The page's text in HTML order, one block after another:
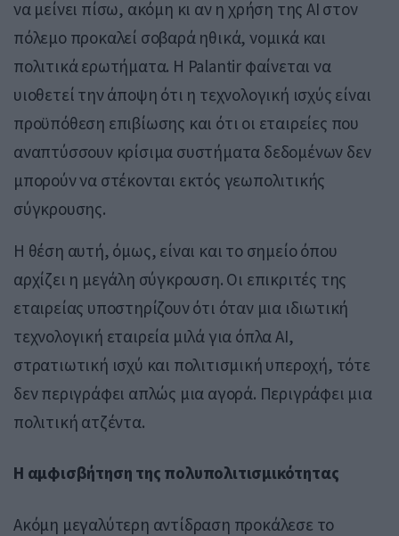
να μείνει πίσω, ακόμη κι αν η χρήση της AI στον
πόλεμο προκαλεί σοβαρά ηθικά, νομικά και
πολιτικά ερωτήματα. Η Palantir φαίνεται να
υιοθετεί την άποψη ότι η τεχνολογική ισχύς είναι
προϋπόθεση επιβίωσης και ότι οι εταιρείες που
αναπτύσσουν κρίσιμα συστήματα δεδομένων δεν
μπορούν να στέκονται εκτός γεωπολιτικής
σύγκρουσης.
Η θέση αυτή, όμως, είναι και το σημείο όπου
αρχίζει η μεγάλη σύγκρουση. Οι επικριτές της
εταιρείας υποστηρίζουν ότι όταν μια ιδιωτική
τεχνολογική εταιρεία μιλά για όπλα AI,
στρατιωτική ισχύ και πολιτισμική υπεροχή, τότε
δεν περιγράφει απλώς μια αγορά. Περιγράφει μια
πολιτική ατζέντα.
Η αμφισβήτηση της πολυπολιτισμικότητας
Ακόμη μεγαλύτερη αντίδραση προκάλεσε το